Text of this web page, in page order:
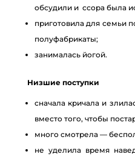
обсудили и ссора была
приготовила для семьи
полуфабрикаты;
занималась йогой.
Низшие поступки
сначала кричала и
вместо того, чтобы
много смотрела —
не уделила время